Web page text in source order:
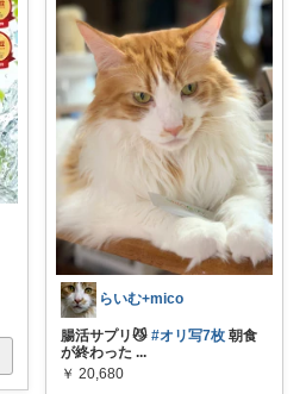
らいむ+mico
腸活サプリ😼 #オリ写7枚 朝食
が終わった ...
￥ 20,680